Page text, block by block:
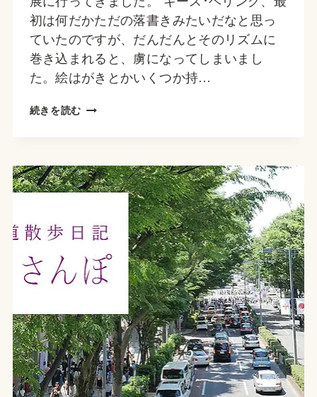
初は何だかただの落書きみたいだなと思っ
ていたのですが、だんだんとそのリズムに
巻き込まれると、虜になってしまいまし
た。絵はがきとかいくつか持…
続きを読む キ
ヘ
リ
グ
展
AT
表
道
ヒ
ル
ズ